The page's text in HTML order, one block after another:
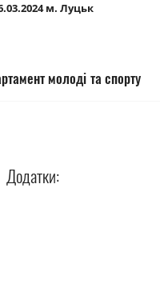
м. Луцьк
молоді та спорту
Додатки: